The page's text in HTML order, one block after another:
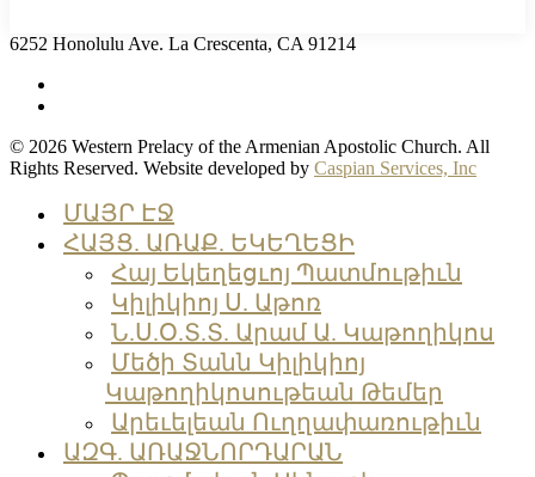
6252 Honolulu Ave. La Crescenta, CA 91214
© 2026 Western Prelacy of the Armenian Apostolic Church. All
Rights Reserved. Website developed by Caspian Services, Inc
ՄԱՅՐ ԷՋ
ՀԱՅՑ. ԱՌԱՔ. ԵԿԵՂԵՑԻ
Հայ Եկեղեցւոյ Պատմութիւն
Կիլիկիոյ Ս. Աթոռ
Ն.Ս.Օ.Տ.Տ. Արամ Ա. Կաթողիկոս
Մեծի Տանն Կիլիկիոյ
Կաթողիկոսութեան Թեմեր
Արեւելեան Ուղղափառութիւն
ԱԶԳ. ԱՌԱՋՆՈՐԴԱՐԱՆ